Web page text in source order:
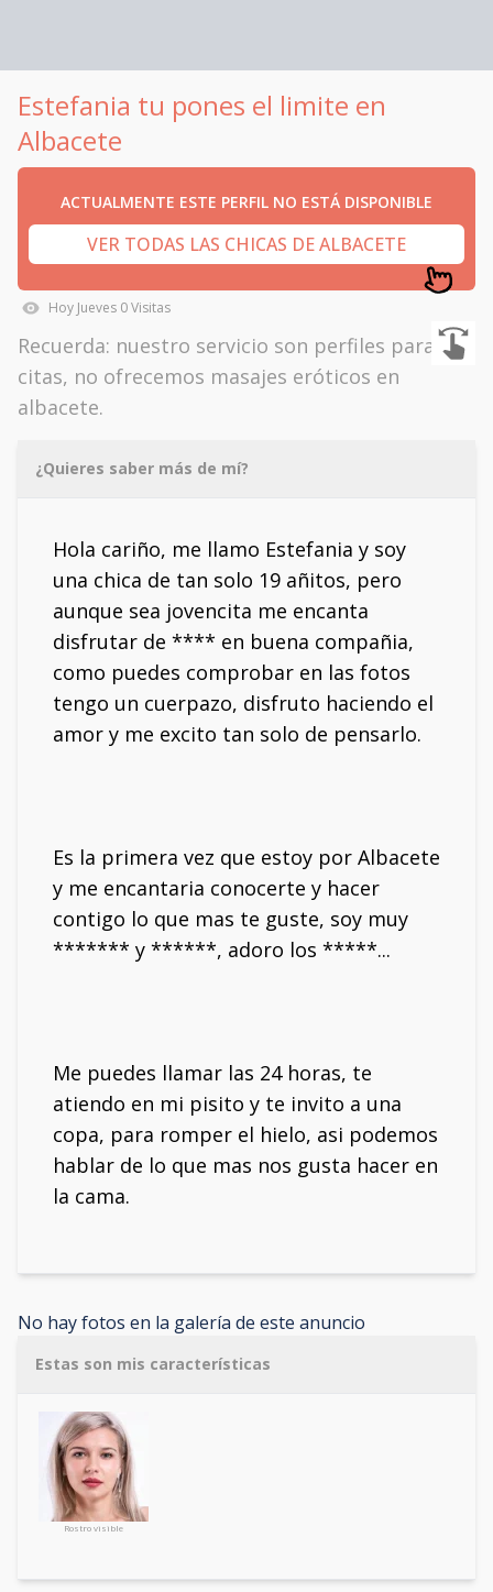
Estefania tu pones el limite en
Albacete
ACTUALMENTE ESTE PERFIL NO ESTÁ DISPONIBLE
VER TODAS LAS CHICAS DE ALBACETE
Hoy Jueves 0Visitas
Recuerda: nuestro servicio son perfiles para
citas, no ofrecemos masajes eróticos en
albacete.
¿Quieres saber más de mí?
Hola cariño, me llamo Estefania y soy
una chica de tan solo 19 añitos, pero
aunque sea jovencita me encanta
disfrutar de **** en buena compañia,
como puedes comprobar en las fotos
tengo un cuerpazo, disfruto haciendo el
amor y me excito tan solo de pensarlo.
Es la primera vez que estoy por Albacete
y me encantaria conocerte y hacer
contigo lo que mas te guste, soy muy
******* y ******, adoro los *****...
Me puedes llamar las 24 horas, te
atiendo en mi pisito y te invito a una
copa, para romper el hielo, asi podemos
hablar de lo que mas nos gusta hacer en
la cama.
No hay fotos en la galería de este anuncio
Estas son mis características
Rostro visible